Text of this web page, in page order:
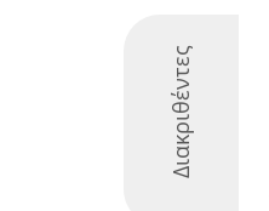
Διακριθέντες